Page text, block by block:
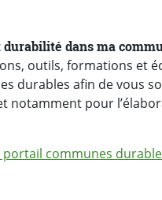
durabilité dans ma
outils, formations et
durables afin de vous
notamment pour
portail communes